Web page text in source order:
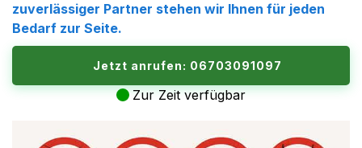
zuverlässiger Partner stehen wir Ihnen für jeden
Bedarf zur Seite.
Jetzt anrufen: 06703091097
Zur Zeit verfügbar